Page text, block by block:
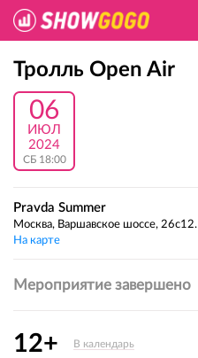
Тролль Open Air
06
ИЮЛ
2024
СБ 18:00
Pravda Summer
Москва, Варшавское шоссе, 26с12.
На карте
Мероприятие завершено
12+ В календарь